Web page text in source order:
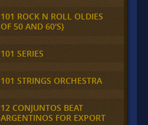
101 ROCK N ROLL OLDIES
OF 50 AND 60'S}
101 SERIES
101 STRINGS ORCHESTRA
12 CONJUNTOS BEAT
ARGENTINOS FOR EXPORT